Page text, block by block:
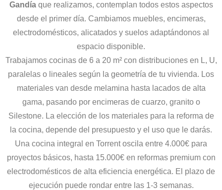
Gandíaque realizamos, contemplan todos estos aspectos
desde el primer día. Cambiamos muebles, encimeras,
electrodomésticos, alicatados y suelos adaptándonos al
espacio disponible.
Trabajamos cocinas de 6 a 20 m² con distribuciones en L, U,
paralelas o lineales según la geometría de tu vivienda. Los
materiales van desde melamina hasta lacados de alta
gama, pasando por encimeras de cuarzo, granito o
Silestone. La elección de los materiales para la reforma de
la cocina, depende del presupuesto y el uso que le darás.
Una cocina integral en Torrent oscila entre 4.000€ para
proyectos básicos, hasta 15.000€ en reformas premium con
electrodomésticos de alta eficiencia energética. El plazo de
ejecución puede rondar entre las 1-3 semanas.